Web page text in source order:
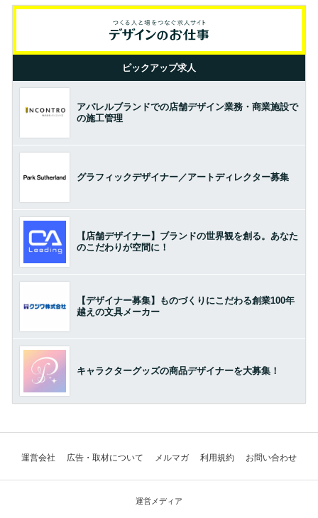
ピックアップ求人
アパレルブランドでの店舗デザイン業務・商業施設で
の施工管理
グラフィックデザイナー／アートディレクター募集
【店舗デザイナー】ブランドの世界観を創る。あなた
のこだわりが空間に！
【デザイナー募集】ものづくりにこだわる創業100年
越えの文具メーカー
キャラクターグッズの商品デザイナーを大募集！
運営会社 広告・取材について メルマガ 利用規約 お問い合わせ
運営メディア